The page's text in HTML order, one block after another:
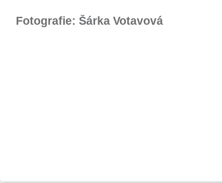
Fotografie: Šárka Votavová